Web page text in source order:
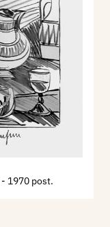
- 1970 post.